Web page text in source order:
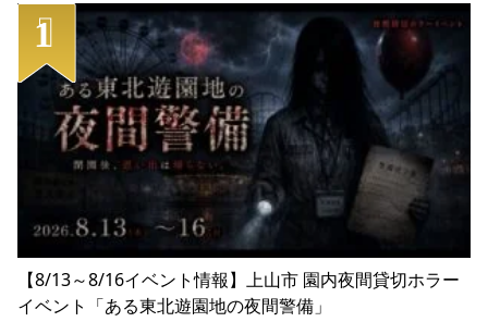
【8/13～8/16イベント情報】上山市 園内夜間貸切ホラー
イベント「ある東北遊園地の夜間警備」